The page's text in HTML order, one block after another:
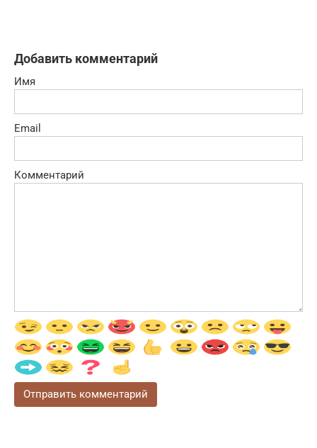
Добавить комментарий
Имя
Email
Комментарий